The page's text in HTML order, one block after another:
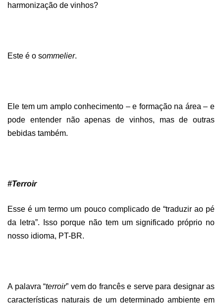
harmonização de vinhos?
Este é o sommelier.
Ele tem um amplo conhecimento – e formação na área – e
pode entender não apenas de vinhos, mas de outras
bebidas também.
#Terroir
Esse é um termo um pouco complicado de “traduzir ao pé
da letra”. Isso porque não tem um significado próprio no
nosso idioma, PT-BR.
A palavra “terroir” vem do francês e serve para designar as
características naturais de um determinado ambiente em